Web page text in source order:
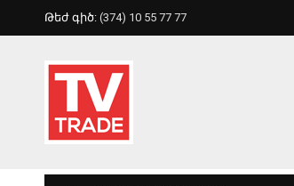
Թեժ գիծ: (374) 10 55 77 77